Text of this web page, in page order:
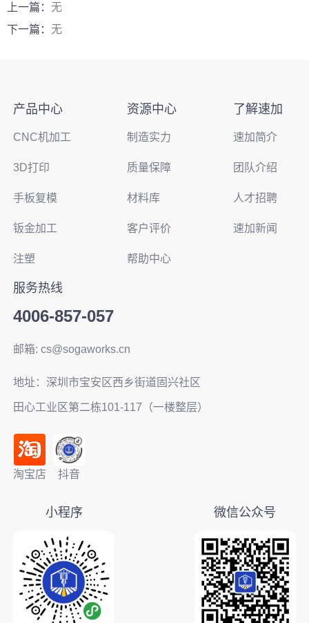
上一篇： 无
下一篇： 无
产品中心
CNC机加工
3D打印
手板复模
钣金加工
注塑
资源中心
制造实力
质量保障
材料库
客户评价
帮助中心
了解速加
速加简介
团队介绍
人才招聘
速加新闻
服务热线
4006-857-057
邮箱: cs@sogaworks.cn
地址：深圳市宝安区西乡街道固兴社区
田心工业区第二栋101-117（一楼整层）
淘宝店 抖音
小程序 微信公众号